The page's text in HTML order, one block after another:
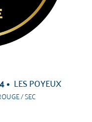
LES POYEUX
/ SEC